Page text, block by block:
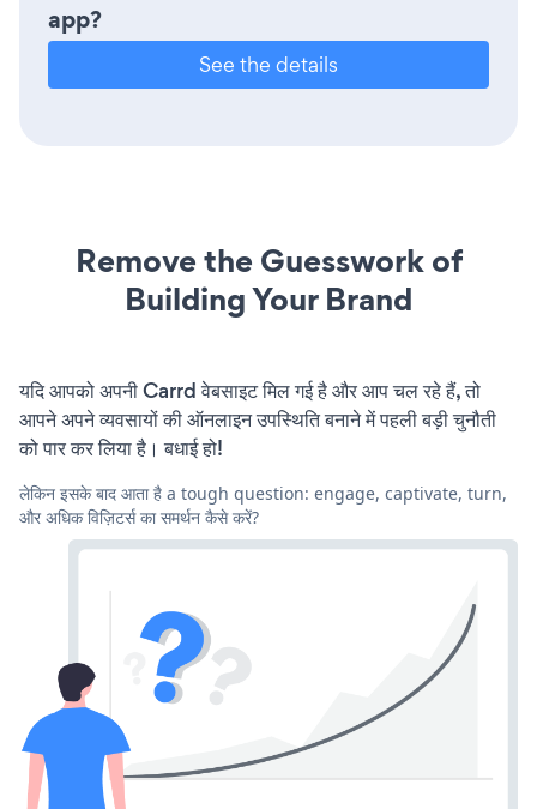
app?
See the details
Remove the Guesswork of
Building Your Brand
यदि आपको अपनी Carrd वेबसाइट मिल गई है और आप चल रहे हैं, तो
आपने अपने व्यवसायों की ऑनलाइन उपस्थिति बनाने में पहली बड़ी चुनौती
को पार कर लिया है। बधाई हो!
लेकिन इसके बाद आता है a tough question: engage, captivate, turn,
और अधिक विज़िटर्स का समर्थन कैसे करें?